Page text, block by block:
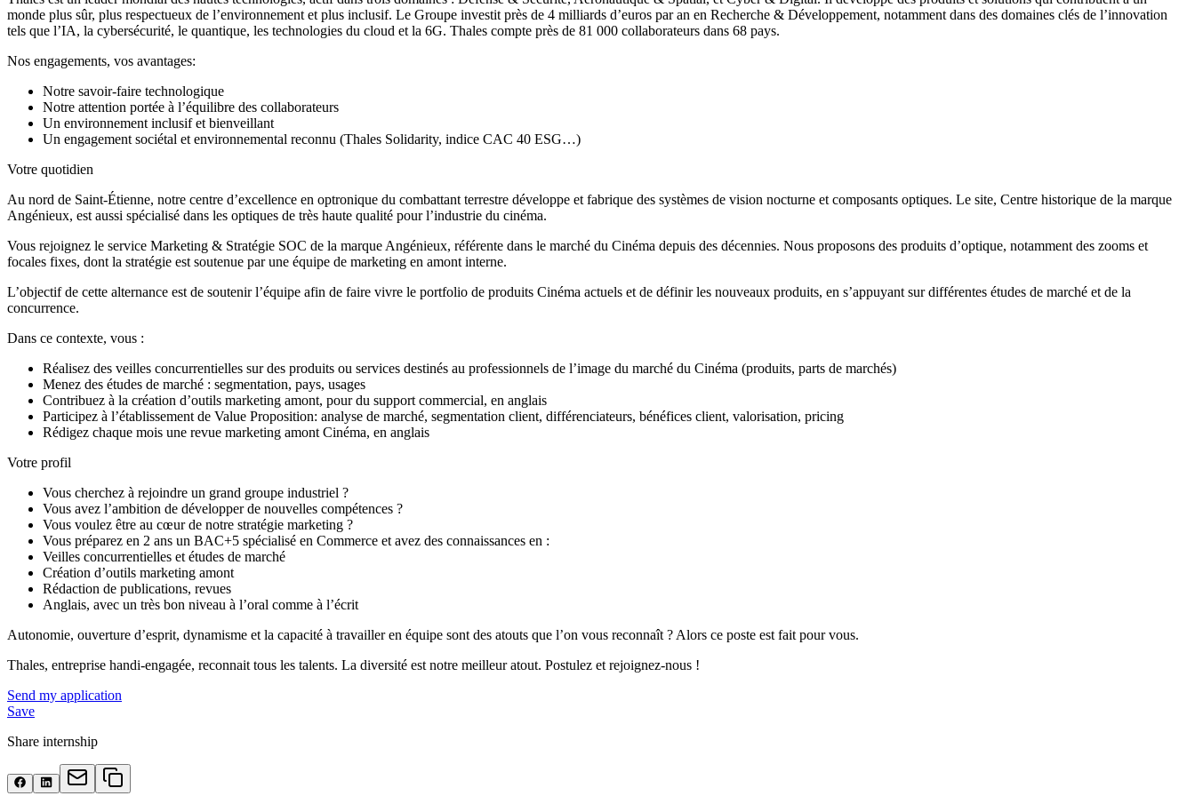
monde plus sûr, plus respectueux de l’environnement et plus inclusif. Le Groupe investit près de 4 milliards d’euros par an en Recherche & Développement, notamment dans des domaines clés de l’innovation
tels que l’IA, la cybersécurité, le quantique, les technologies du cloud et la 6G. Thales compte près de 81 000 collaborateurs dans 68 pays.
Nos engagements, vos avantages:
Notre savoir-faire technologique
Notre attention portée à l’équilibre des collaborateurs
Un environnement inclusif et bienveillant
Un engagement sociétal et environnemental reconnu (Thales Solidarity, indice CAC 40 ESG…)
Votre quotidien
Au nord de Saint-Étienne, notre centre d’excellence en optronique du combattant terrestre développe et fabrique des systèmes de vision nocturne et composants optiques. Le site, Centre historique de la marque
Angénieux, est aussi spécialisé dans les optiques de très haute qualité pour l’industrie du cinéma.
Vous rejoignez le service Marketing & Stratégie SOC de la marque Angénieux, référente dans le marché du Cinéma depuis des décennies. Nous proposons des produits d’optique, notamment des zooms et
focales fixes, dont la stratégie est soutenue par une équipe de marketing en amont interne.
L’objectif de cette alternance est de soutenir l’équipe afin de faire vivre le portfolio de produits Cinéma actuels et de définir les nouveaux produits, en s’appuyant sur différentes études de marché et de la
concurrence.
Dans ce contexte, vous :
Réalisez des veilles concurrentielles sur des produits ou services destinés au professionnels de l’image du marché du Cinéma (produits, parts de marchés)
Menez des études de marché : segmentation, pays, usages
Contribuez à la création d’outils marketing amont, pour du support commercial, en anglais
Participez à l’établissement de Value Proposition: analyse de marché, segmentation client, différenciateurs, bénéfices client, valorisation, pricing
Rédigez chaque mois une revue marketing amont Cinéma, en anglais
Votre profil
Vous cherchez à rejoindre un grand groupe industriel ?
Vous avez l’ambition de développer de nouvelles compétences ?
Vous voulez être au cœur de notre stratégie marketing ?
Vous préparez en 2 ans un BAC+5 spécialisé en Commerce et avez des connaissances en :
Veilles concurrentielles et études de marché
Création d’outils marketing amont
Rédaction de publications, revues
Anglais, avec un très bon niveau à l’oral comme à l’écrit
Autonomie, ouverture d’esprit, dynamisme et la capacité à travailler en équipe sont des atouts que l’on vous reconnaît ? Alors ce poste est fait pour vous.
Thales, entreprise handi-engagée, reconnait tous les talents. La diversité est notre meilleur atout. Postulez et rejoignez-nous !
Send my application
Save
Share internship